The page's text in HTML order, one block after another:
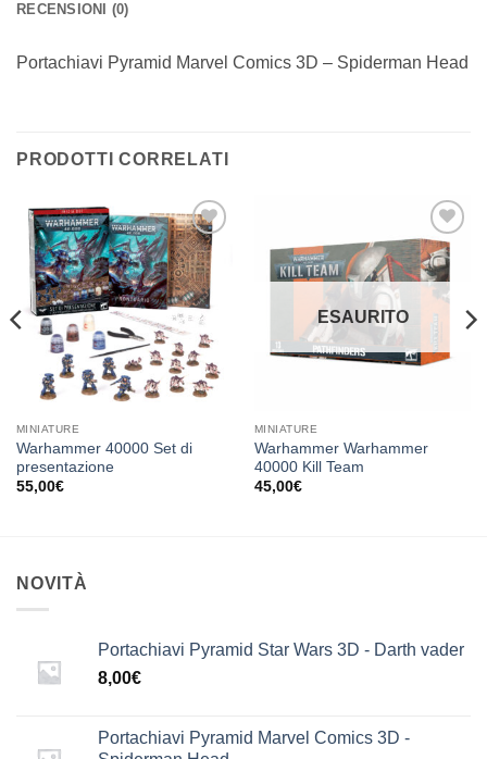
RECENSIONI (0)
Portachiavi Pyramid Marvel Comics 3D – Spiderman Head
PRODOTTI CORRELATI
Aggiungi
alla lista
dei
desideri
MINIATURE
Warhammer 40000 Set di
presentazione
55,00€
Aggiungi
alla lista
dei
desideri
ESAURITO
MINIATURE
Warhammer Warhammer
40000 Kill Team
45,00€
NOVITÀ
Portachiavi Pyramid Star Wars 3D - Darth vader
8,00€
Portachiavi Pyramid Marvel Comics 3D -